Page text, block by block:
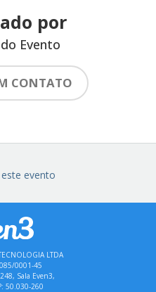
por
Evento
CONTATO
evento
LTDA
0001-45
Sala Even3,
50.030-260